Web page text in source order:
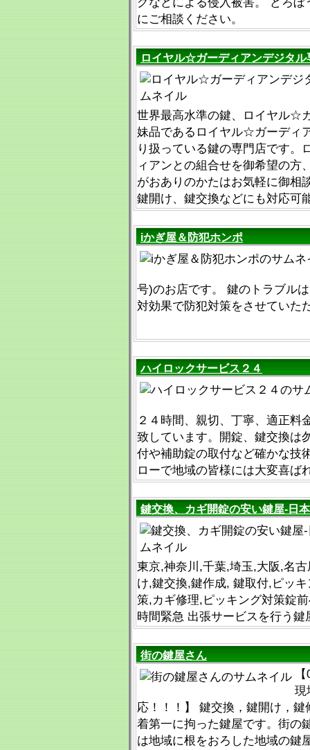
にご相談ください。
ロイヤル☆ガーディアンデジタル
世界最高水準の鍵、ロイヤル☆
妹品であるロイヤル☆ガーディ
り扱っている鍵の専門店です
ィアンとの組合せを御希望の方
がおありのかたはお気軽に御相
鍵開け、鍵交換などにも対応可
iかぎ屋＆防犯ホンポ
号)のお店です。 鍵のトラブル
対効果で防犯対策をさせていた
ハイロックサービス２４
２４時間、親切、丁寧、適正料
致しています。開錠、鍵交換は
付や補助錠の取付など確かな技
ローで地域の皆様には大変喜ば
鍵交換、カギ開錠の安い鍵屋-日
東京,神奈川,千葉,埼玉,大阪,名
け,鍵交換,鍵作成, 鍵取付,ピッ
策,カギ修理,ピッキング対策錠
時間緊急 出張サービスを行う鍵
街の鍵屋さん
現
応！！！】 鍵交換，鍵開け，鍵
着第一に拘った鍵屋です。街の
は地域に根をおろした地域の鍵